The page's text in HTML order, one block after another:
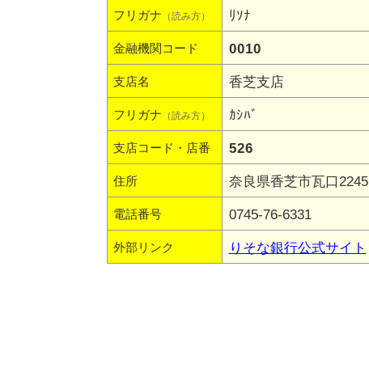
フリガナ （読み方） ﾘｿﾅ
金融機関コード 0010
支店名 香芝支店
フリガナ （読み方） ｶｼﾊﾞ
支店コード・店番 526
住所 奈良県香芝市瓦口2245
電話番号 0745-76-6331
外部リンク りそな銀行公式サイト